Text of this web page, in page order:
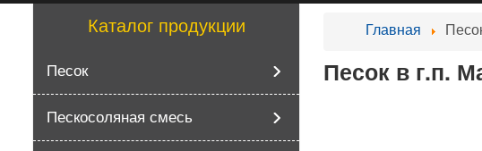
Каталог продукции
Песок
Пескосоляная смесь
Главная
Песок в г.п.